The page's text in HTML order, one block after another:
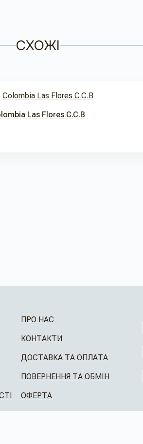
СХОЖІ
Las Flores C.C.B
ПРО НАС
КОНТАКТИ
ДОСТАВКА ТА ОПЛАТА
ПОВЕРНЕННЯ ТА ОБМІН
ОФЕРТА